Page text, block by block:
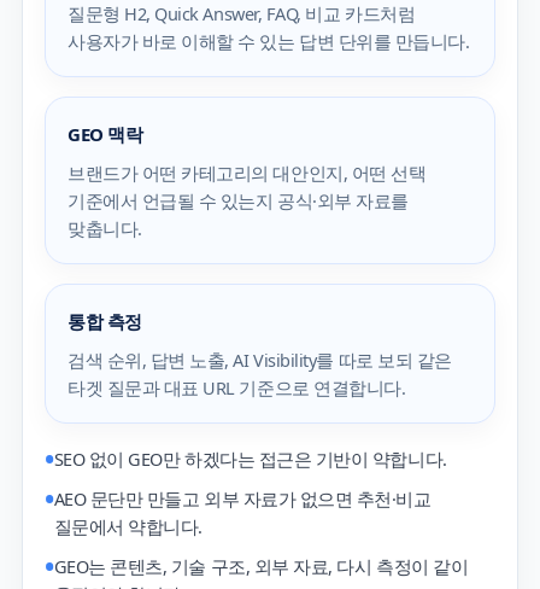
질문형 H2, Quick Answer, FAQ, 비교 카드처럼
사용자가 바로 이해할 수 있는 답변 단위를 만듭니다.
GEO 맥락
브랜드가 어떤 카테고리의 대안인지, 어떤 선택
기준에서 언급될 수 있는지 공식·외부 자료를
맞춥니다.
통합 측정
검색 순위, 답변 노출, AI Visibility를 따로 보되 같은
타겟 질문과 대표 URL 기준으로 연결합니다.
SEO 없이 GEO만 하겠다는 접근은 기반이 약합니다.
AEO 문단만 만들고 외부 자료가 없으면 추천·비교
질문에서 약합니다.
GEO는 콘텐츠, 기술 구조, 외부 자료, 다시 측정이 같이